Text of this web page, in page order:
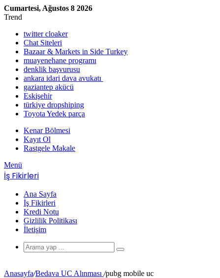
Cumartesi, Ağustos 8 2026
Trend
twitter cloaker
Chat Siteleri
Bazaar & Markets in Side Turkey
muayenehane programı
denklik başvurusu
ankara idari dava avukatı
gaziantep akücü
Eskişehir
türkiye dropshiping
Toyota Yedek parça
Kenar Bölmesi
Kayıt Ol
Rastgele Makale
Menü
İş Fikirleri
Ana Sayfa
İş Fikirleri
Kredi Notu
Gizlilik Politikası
İletişim
Anasayfa/Bedava UC Alınması /pubg mobile uc